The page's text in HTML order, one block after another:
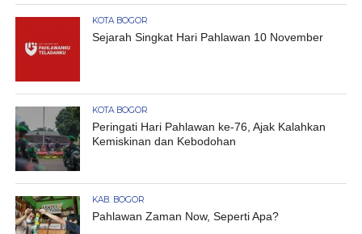
KOTA BOGOR
Sejarah Singkat Hari Pahlawan 10 November
KOTA BOGOR
Peringati Hari Pahlawan ke-76, Ajak Kalahkan
Kemiskinan dan Kebodohan
KAB. BOGOR
Pahlawan Zaman Now, Seperti Apa?